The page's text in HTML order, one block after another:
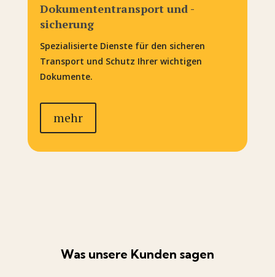
Dokumententransport und -
sicherung
Spezialisierte Dienste für den sicheren
Transport und Schutz Ihrer wichtigen
Dokumente.
mehr
Was unsere Kunden sagen